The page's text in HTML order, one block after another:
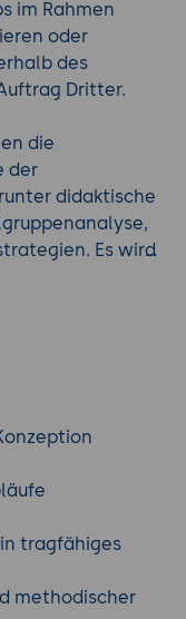
im Rahmen
oder
des
Dritter.
die
der
didaktische
Es wird
Inhalte
für
Workshop-
Feedback zu
Praxis.
tragfähiges
methodischer